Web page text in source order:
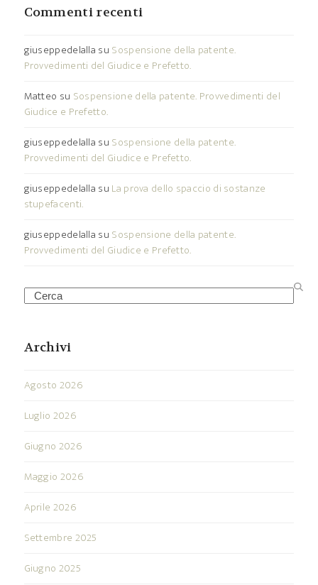
Commenti recenti
giuseppedelalla su Sospensione della patente.
Provvedimenti del Giudice e Prefetto.
Matteo su Sospensione della patente. Provvedimenti del
Giudice e Prefetto.
giuseppedelalla su Sospensione della patente.
Provvedimenti del Giudice e Prefetto.
giuseppedelalla su La prova dello spaccio di sostanze
stupefacenti.
giuseppedelalla su Sospensione della patente.
Provvedimenti del Giudice e Prefetto.
Search
Archivi
Agosto 2026
Luglio 2026
Giugno 2026
Maggio 2026
Aprile 2026
Settembre 2025
Giugno 2025